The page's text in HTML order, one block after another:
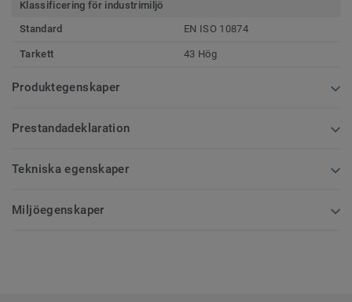
Klassificering för industrimiljö
Standard
EN ISO 10874
Tarkett 43 Hög
Produktegenskaper
Prestandadeklaration
Tekniska egenskaper
Miljöegenskaper